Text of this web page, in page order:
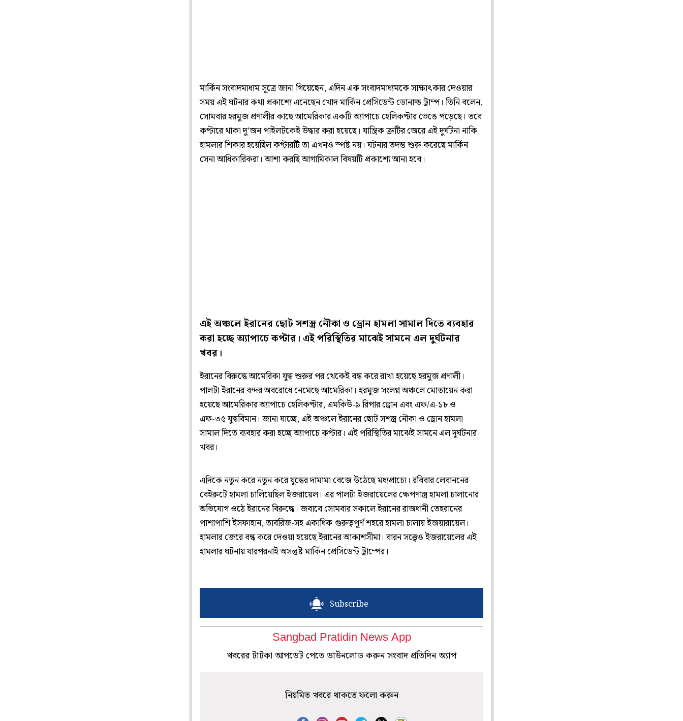
মার্কিন সংবাদমাধ্যম সূত্রে জানা গিয়েছেন, এদিন এক সংবাদমাধ্যমকে সাক্ষাৎকার দেওয়ার
সময় এই ঘটনার কথা প্রকাশ্যে এনেছেন খোদ মার্কিন প্রেসিডেন্ট ডোনাল্ড ট্রাম্প। তিনি বলেন,
সোমবার হরমুজ প্রণালীর কাছে আমেরিকার একটি অ্যাপাচে হেলিকপ্টার ভেঙে পড়েছে। তবে
কপ্টারে থাকা দু'জন পাইলটকেই উদ্ধার করা হয়েছে। যান্ত্রিক ত্রুটির জেরে এই দুর্ঘটনা নাকি
হামলার শিকার হয়েছিল কপ্টারটি তা এখনও স্পষ্ট নয়। ঘটনার তদন্ত শুরু করেছে মার্কিন
সেনা আধিকারিকরা। আশা করছি আগামিকাল বিষয়টি প্রকাশ্যে আনা হবে।
এই অঞ্চলে ইরানের ছোট সশস্ত্র নৌকা ও ড্রোন হামলা সামাল দিতে ব্যবহার
করা হচ্ছে অ্যাপাচে কপ্টার। এই পরিস্থিতির মাঝেই সামনে এল দুর্ঘটনার
খবর।
ইরানের বিরুদ্ধে আমেরিকা যুদ্ধ শুরুর পর থেকেই বন্ধ করে রাখা হয়েছে হরমুজ প্রণালী।
পালটা ইরানের বন্দর অবরোধে নেমেছে আমেরিকা। হরমুজ সংলগ্ন অঞ্চলে মোতায়েন করা
হয়েছে আমেরিকার অ্যাপাচে হেলিকপ্টার, এমকিউ-৯ রিপার ড্রোন এবং এফ/এ-১৮ ও
এফ-৩৫ যুদ্ধবিমান। জানা যাচ্ছে, এই অঞ্চলে ইরানের ছোট সশস্ত্র নৌকা ও ড্রোন হামলা
সামাল দিতে ব্যবহার করা হচ্ছে অ্যাপাচে কপ্টার। এই পরিস্থিতির মাঝেই সামনে এল দুর্ঘটনার
খবর।
এদিকে নতুন করে নতুন করে যুদ্ধের দামামা বেজে উঠেছে মধ্যপ্রাচ্যে। রবিবার লেবাননের
বেইরুটে হামলা চালিয়েছিল ইজরায়েল। এর পালটা ইজরায়েলের ক্ষেপণাস্ত্র হামলা চালানোর
অভিযোগ ওঠে ইরানের বিরুদ্ধে। জবাবে সোমবার সকালে ইরানের রাজধানী তেহরানের
পাশাপাশি ইসফাহান, তাবরিজ-সহ একাধিক গুরুত্বপূর্ণ শহরে হামলা চালায় ইজয়ারায়েল।
হামলার জেরে বন্ধ করে দেওয়া হয়েছে ইরানের আকাশসীমা। বারন সত্ত্বেও ইজরায়েলের এই
হামলার ঘটনায় যারপরনাই অসন্তুষ্ট মার্কিন প্রেসিডেন্ট ট্রাম্পের।
Subscribe
Sangbad Pratidin News App
খবরের টাটকা আপডেট পেতে ডাউনলোড করুন সংবাদ প্রতিদিন অ্যাপ
নিয়মিত খবরে থাকতে ফলো করুন